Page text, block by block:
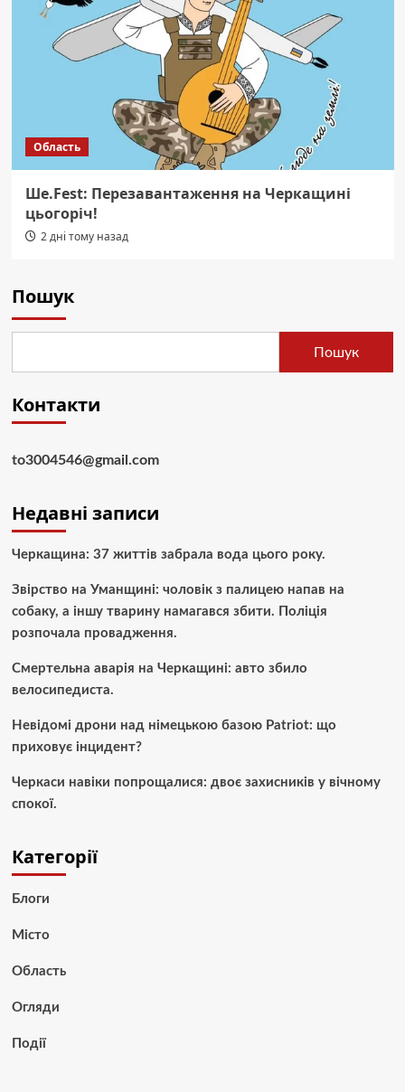
Область
Ше.Fest: Перезавантаження на Черкащині
цьогоріч!
2 дні тому назад
Пошук
Пошук
Контакти
to3004546@gmail.com
Недавні записи
Черкащина: 37 життів забрала вода цього року.
Звірство на Уманщині: чоловік з палицею напав на
собаку, а іншу тварину намагався збити. Поліція
розпочала провадження.
Смертельна аварія на Черкащині: авто збило
велосипедиста.
Невідомі дрони над німецькою базою Patriot: що
приховує інцидент?
Черкаси навіки попрощалися: двоє захисників у вічному
спокої.
Категорії
Блоги
Місто
Область
Огляди
Події